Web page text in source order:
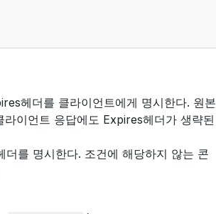
헤더를 클라이언트에게 명시한다. 원본
이언트 응답에도 Expires헤더가 생략된
를 명시한다. 조건에 해당하지 않는 콘